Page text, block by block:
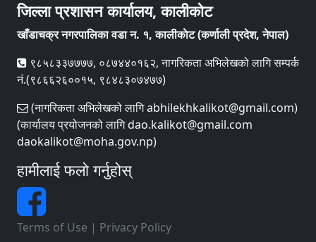
जिल्ला प्रशासन कार्यालय, कालीकोट
खाँडाचक्र नगरपालिका वडा न‌‍. १, कालीकाेट (कर्णाली प्रदेश, नेपाल)
९८५८३३७७७७, ०८७४४०१६२, नागरिकता अभिलेखको लागि सम्पर्क
नं.(९८६६२६००१५, ९८४८३०७४७७)
(नागरिकता अभिलेखको लागि abhilekhkalikot@gmail.com)
(कार्यालय प्रयोजनको लागि dao.kalikot@gmail.com
daokalikot@moha.gov.np)
हामीलाई फलो गर्नुहोस्
Terms of Use | Privacy Policy